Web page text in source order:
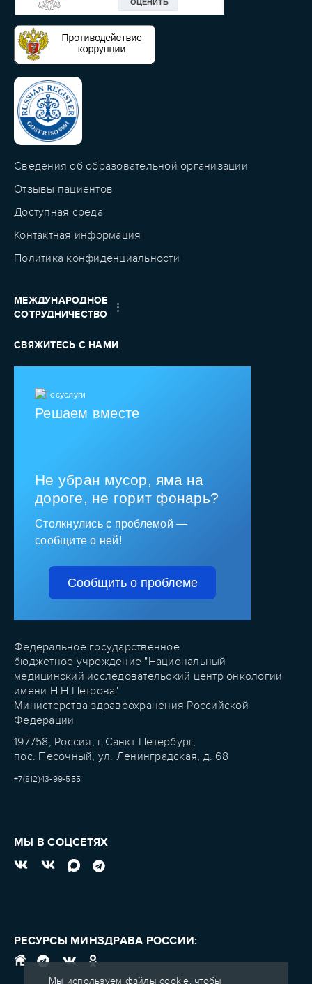
Мы используем файлы cookie, чтобы
Сведения об образовательной организации
Отзывы пациентов
Доступная среда
Контактная информация
Политика конфиденциальности
МЕЖДУНАРОДНОЕ
СОТРУДНИЧЕСТВО
СВЯЖИТЕСЬ С НАМИ
Решаем вместе
Не убран мусор, яма на
дороге, не горит фонарь?
Столкнулись с проблемой —
сообщите о ней!
Сообщить о проблеме
Федеральное государственное
бюджетное учреждение "Национальный
медицинский исследовательский центр онкологии
имени Н.Н.Петрова"
Министерства здравоохранения Российской
Федерации
197758, Россия, г.Санкт-Петербург,
пос. Песочный, ул. Ленинградская, д. 68
+7(812)43-99-555
МЫ В СОЦСЕТЯХ
РЕСУРСЫ МИНЗДРАВА РОССИИ: